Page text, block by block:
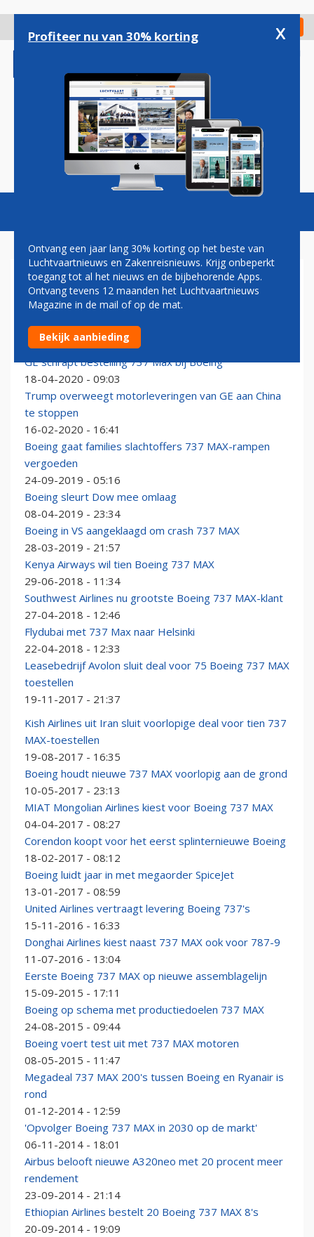
gaan
Check in
Magazine Podcasts Vacatures
737 MAX
Boeing gestart met testprogramma voor 737 MAX
29-06-2020 - 21:27
GE schrapt bestelling 737 Max bij Boeing
18-04-2020 - 09:03
Trump overweegt motorleveringen van GE aan China
te stoppen
16-02-2020 - 16:41
Boeing gaat families slachtoffers 737 MAX-rampen
vergoeden
24-09-2019 - 05:16
Boeing sleurt Dow mee omlaag
08-04-2019 - 23:34
Boeing in VS aangeklaagd om crash 737 MAX
28-03-2019 - 21:57
Kenya Airways wil tien Boeing 737 MAX
29-06-2018 - 11:34
Southwest Airlines nu grootste Boeing 737 MAX-klant
27-04-2018 - 12:46
Flydubai met 737 Max naar Helsinki
22-04-2018 - 12:33
Leasebedrijf Avolon sluit deal voor 75 Boeing 737 MAX
toestellen
19-11-2017 - 21:37
Kish Airlines uit Iran sluit voorlopige deal voor tien 737
MAX-toestellen
19-08-2017 - 16:35
Boeing houdt nieuwe 737 MAX voorlopig aan de grond
10-05-2017 - 23:13
MIAT Mongolian Airlines kiest voor Boeing 737 MAX
04-04-2017 - 08:27
Corendon koopt voor het eerst splinternieuwe Boeing
18-02-2017 - 08:12
Boeing luidt jaar in met megaorder SpiceJet
13-01-2017 - 08:59
United Airlines vertraagt levering Boeing 737's
15-11-2016 - 16:33
Donghai Airlines kiest naast 737 MAX ook voor 787-9
11-07-2016 - 13:04
Eerste Boeing 737 MAX op nieuwe assemblagelijn
15-09-2015 - 17:11
Boeing op schema met productiedoelen 737 MAX
24-08-2015 - 09:44
Boeing voert test uit met 737 MAX motoren
08-05-2015 - 11:47
Megadeal 737 MAX 200's tussen Boeing en Ryanair is
rond
01-12-2014 - 12:59
'Opvolger Boeing 737 MAX in 2030 op de markt'
06-11-2014 - 18:01
Airbus belooft nieuwe A320neo met 20 procent meer
rendement
23-09-2014 - 21:14
Ethiopian Airlines bestelt 20 Boeing 737 MAX 8's
20-09-2014 - 19:09
Profiteer nu van 30% korting x
Ontvang een jaar lang 30% korting op het beste van
Luchtvaartnieuws en Zakenreisnieuws. Krijg onbeperkt
toegang tot al het nieuws en de bijbehorende Apps.
Ontvang tevens 12 maanden het Luchtvaartnieuws
Magazine in de mail of op de mat.
Bekijk aanbieding